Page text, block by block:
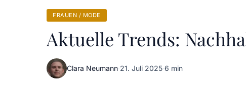
FRAUEN / MODE
Aktuelle Trends:
Clara Neumann·21. Juli 2025·6 min